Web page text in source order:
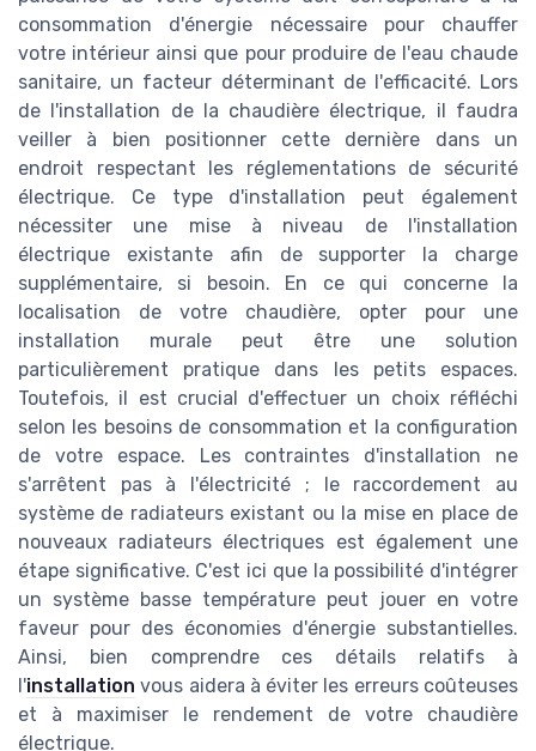
consommation d'énergie nécessaire pour chauffer
votre intérieur ainsi que pour produire de l'eau chaude
sanitaire, un facteur déterminant de l'efficacité. Lors
de l'installation de la chaudière électrique, il faudra
veiller à bien positionner cette dernière dans un
endroit respectant les réglementations de sécurité
électrique. Ce type d'installation peut également
nécessiter une mise à niveau de l'installation
électrique existante afin de supporter la charge
supplémentaire, si besoin. En ce qui concerne la
localisation de votre chaudière, opter pour une
installation murale peut être une solution
particulièrement pratique dans les petits espaces.
Toutefois, il est crucial d'effectuer un choix réfléchi
selon les besoins de consommation et la configuration
de votre espace. Les contraintes d'installation ne
s'arrêtent pas à l'électricité ; le raccordement au
système de radiateurs existant ou la mise en place de
nouveaux radiateurs électriques est également une
étape significative. C'est ici que la possibilité d'intégrer
un système basse température peut jouer en votre
faveur pour des économies d'énergie substantielles.
Ainsi, bien comprendre ces détails relatifs à
l'installation vous aidera à éviter les erreurs coûteuses
et à maximiser le rendement de votre chaudière
électrique.